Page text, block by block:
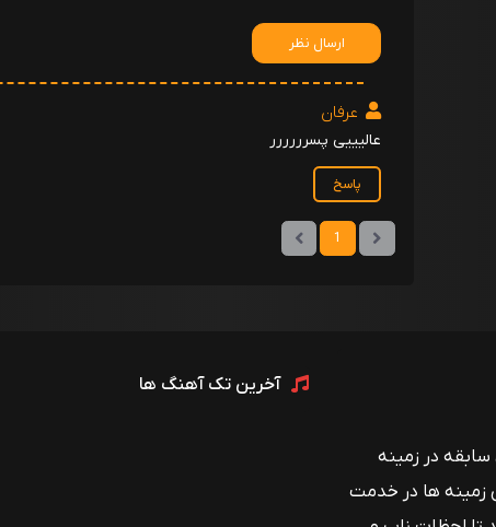
ارسال نظر
عرفان
عالیییی پسرررررر
پاسخ
1
موزیک با بیش از ۱۲ سال سابقه در زمینه
زمینه ها در خدمت
آخرین تک آهنگ ها